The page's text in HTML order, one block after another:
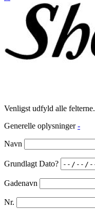
Venligst udfyld alle felterne.
Generelle oplysninger -
Navn
Grundlagt Dato?
Gadenavn
Nr.